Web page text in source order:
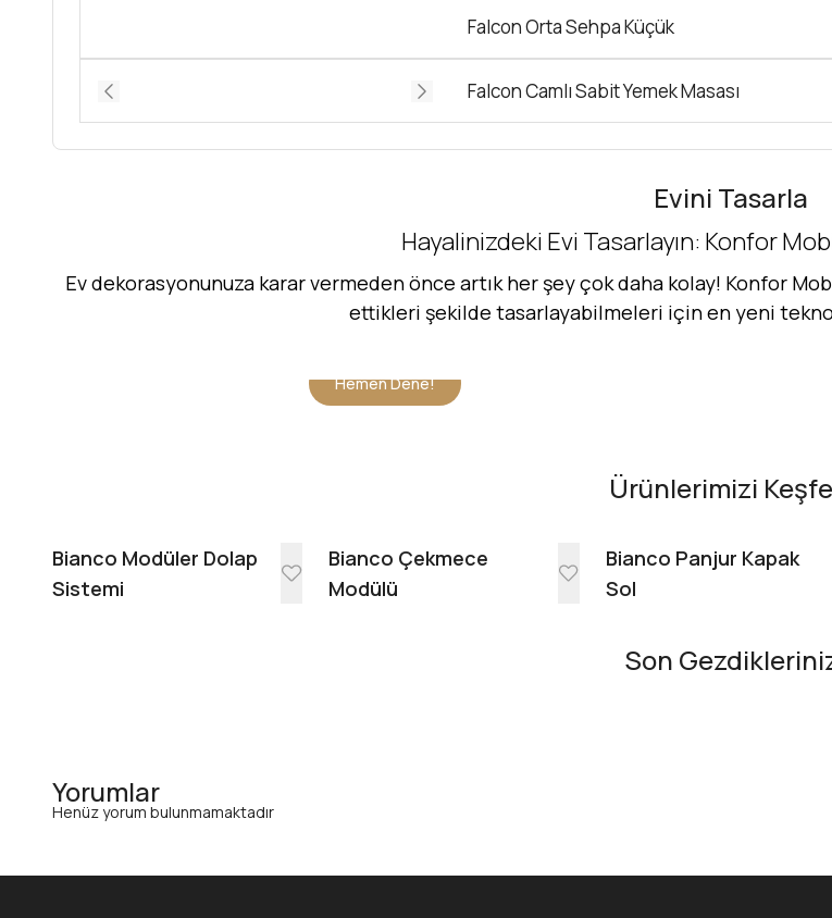
Falcon Orta Sehpa Küçük
Falcon Camlı Sabit Yemek Masası
Evini Tasarla
Hayalinizdeki Evi Tasarlayın: Konfor
Ev dekorasyonunuza karar vermeden önce artık her şey çok daha kolay! Konfor
ettikleri şekilde tasarlayabilmeleri için en yeni
Hemen Dene!
Ürünlerimizi
Bianco Modüler Dolap
Sistemi
Bianco Çekmece
Modülü
Bianco Panjur Kapak
Sol
Son
Yorumlar
Henüz yorum bulunmamaktadır